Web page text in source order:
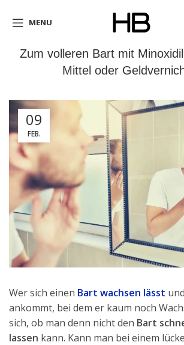
MENU
Zum volleren Bart mit
Mittel oder
09
FEB.
Wer sich einen Bart wachsen lässt
ankommt, bei dem er kaum noch
sich, ob man denn nicht den Bart
lassen kann. Kann man bei einem